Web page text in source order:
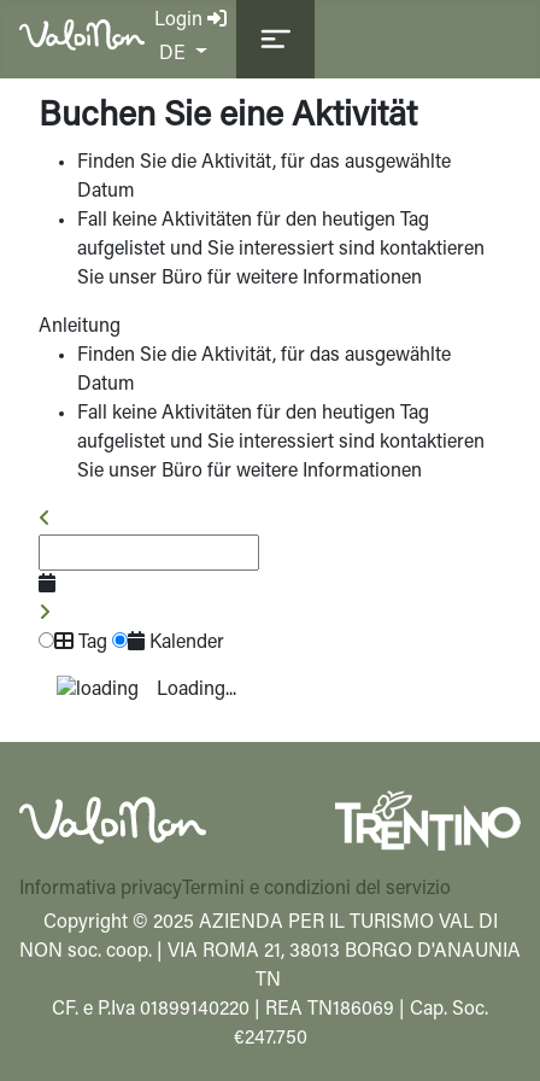
Login
Sprache auswählen
DE
Buchen Sie eine Aktivität
Finden Sie die Aktivität, für das ausgewählte
Datum
Fall keine Aktivitäten für den heutigen Tag
aufgelistet und Sie interessiert sind kontaktieren
Sie unser Büro für weitere Informationen
Anleitung
Finden Sie die Aktivität, für das ausgewählte
Datum
Fall keine Aktivitäten für den heutigen Tag
aufgelistet und Sie interessiert sind kontaktieren
Sie unser Büro für weitere Informationen
Tag Kalender
Loading...
Informativa privacy Termini e condizioni del servizio
Copyright © 2025 AZIENDA PER IL TURISMO VAL DI
NON soc. coop. | VIA ROMA 21, 38013 BORGO D'ANAUNIA
TN
CF. e P.Iva 01899140220 | REA TN186069 | Cap. Soc.
€247.750